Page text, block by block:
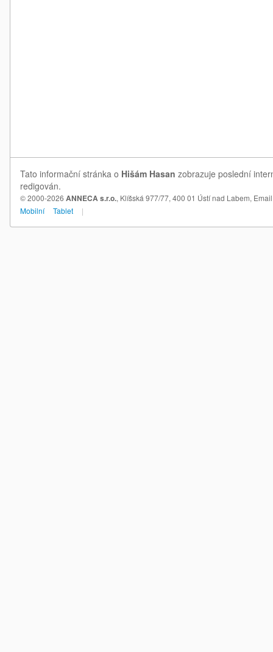
Tato informační stránka o Hišám Hasan zobrazuje poslední
redigován.
© 2000-2026 ANNECA s.r.o., Klíšská 977/77, 400 01 Ústí nad Labem,
Mobilní
Tablet |